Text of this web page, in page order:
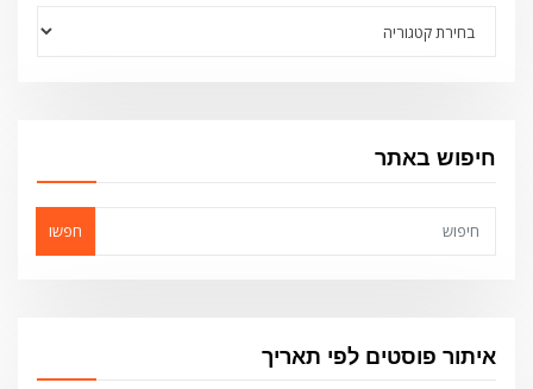
חיפוש באתר
חפשו
איתור פוסטים לפי תאריך